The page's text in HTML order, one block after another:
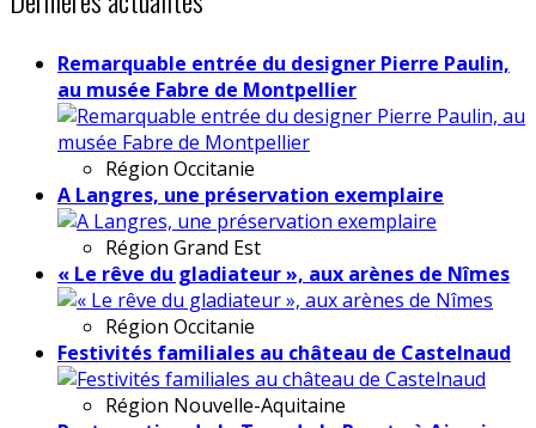
Remarquable entrée du designer Pierre Paulin,
au musée Fabre de Montpellier
Région Occitanie
A Langres, une préservation exemplaire
Région Grand Est
« Le rêve du gladiateur », aux arènes de Nîmes
Région Occitanie
Festivités familiales au château de Castelnaud
Région Nouvelle-Aquitaine